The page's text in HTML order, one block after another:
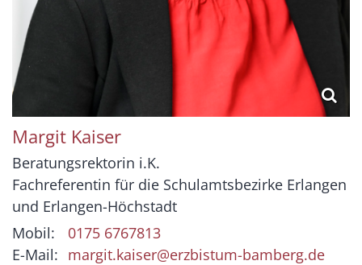
Margit Kaiser
Beratungsrektorin i.K.
Fachreferentin für die Schulamtsbezirke Erlangen
und Erlangen-Höchstadt
Mobil:
0175 6767813
E-Mail: margit.kaiser@erzbistum-bamberg.de